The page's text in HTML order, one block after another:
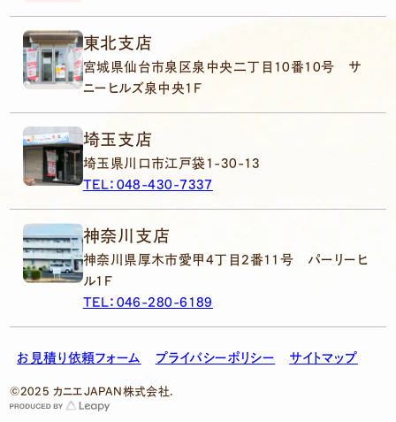
東北支店
宮城県仙台市泉区泉中央二丁目10番10号 サ
ニーヒルズ泉中央1F
埼玉支店
埼玉県川口市江戸袋1-30-13
TEL：048-430-7337
神奈川支店
神奈川県厚木市愛甲4丁目2番11号 パーリーヒ
ル1F
TEL：046-280-6189
お見積り依頼フォーム プライバシーポリシー サイトマップ
©2025 カニエJAPAN株式会社.